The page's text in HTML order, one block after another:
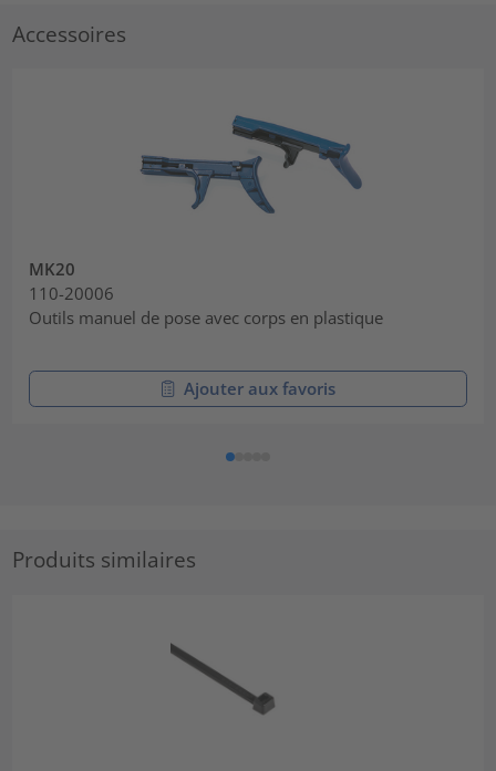
Accessoires
MK20
110-20006
Outils manuel de pose avec corps en plastique
Ajouter aux favoris
Produits similaires